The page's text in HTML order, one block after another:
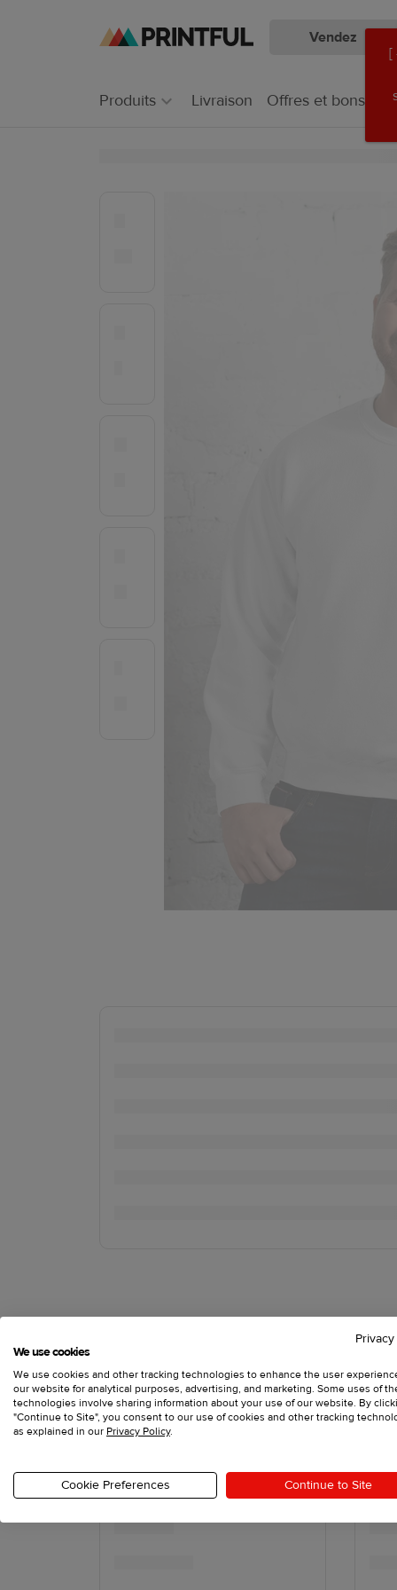
Aller
principal
Passer
d'aide
Vendez
Produits Livraison Offres et bons
[
We use cookies
We use cookies and other tracking technologies to enhance the user
our website for analytical purposes, advertising, and marketing. Some uses of
technologies involve sharing information about your use of our website. By
"Continue to Site", you consent to our use of cookies and other tracking
as explained in our Privacy Policy.
Cookie Preferences Continue to Site